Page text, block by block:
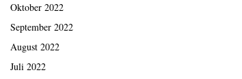
Oktober 2022
September 2022
August 2022
Juli 2022